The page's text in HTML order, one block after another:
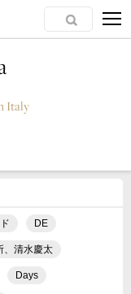
Italy
DE
、清水慶太
Days